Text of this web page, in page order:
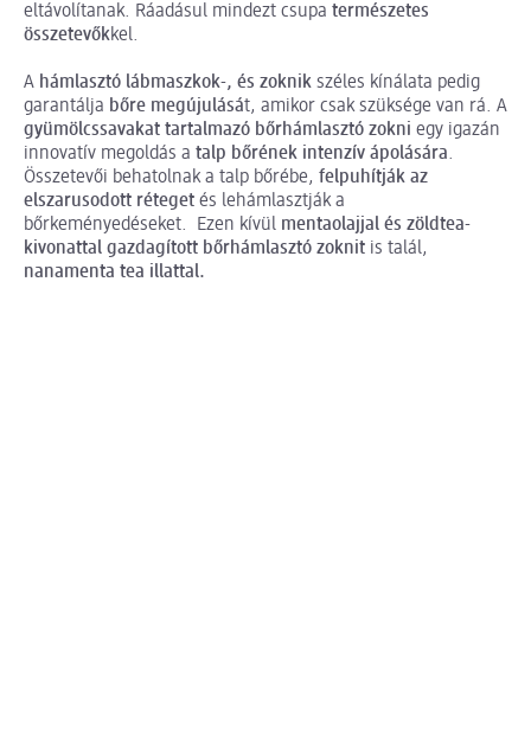
eltávolítanak. Ráadásul mindezt csupa természetes
összetevőkkel.
A hámlasztó lábmaszkok-, és zoknik széles kínálata pedig
garantálja bőre megújulását, amikor csak szüksége van rá. A
gyümölcssavakat tartalmazó bőrhámlasztó zokni egy igazán
innovatív megoldás a talp bőrének intenzív ápolására.
Összetevői behatolnak a talp bőrébe, felpuhítják az
elszarusodott réteget és lehámlasztják a
bőrkeményedéseket. Ezen kívül mentaolajjal és zöldtea-
kivonattal gazdagított bőrhámlasztó zoknit is talál,
nanamenta tea illattal.